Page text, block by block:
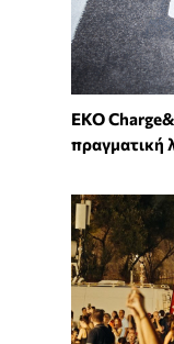
EKO
πραγματική